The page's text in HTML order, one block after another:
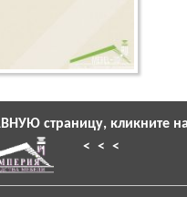
страницу, кликните
< < <